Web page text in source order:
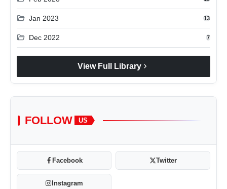
folder_open Jan 2023 13
folder_open Dec 2022 7
View Full Library chevron_right
FOLLOW US
Facebook Twitter
Instagram